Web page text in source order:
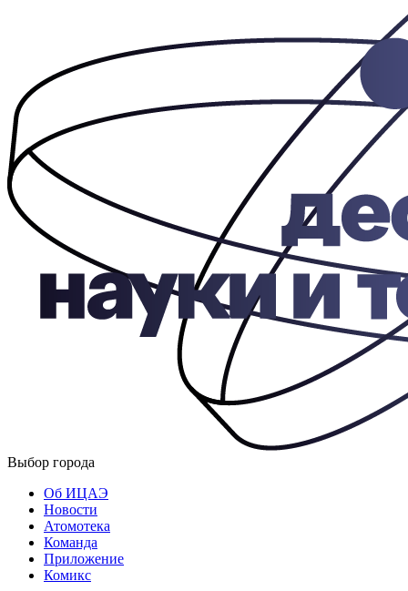
Выбор города
Об ИЦАЭ
Новости
Атомотека
Команда
Приложение
Комикс